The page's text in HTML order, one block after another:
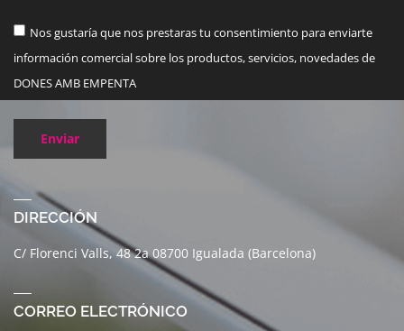
Nos gustaría que nos prestaras tu consentimiento para enviarte
información comercial sobre los productos, servicios, novedades de
DONES AMB EMPENTA
Enviar
DIRECCIÓN
C/ Florenci Valls, 48 2a 08700 Igualada (Barcelona)
CORREO ELECTRÓNICO